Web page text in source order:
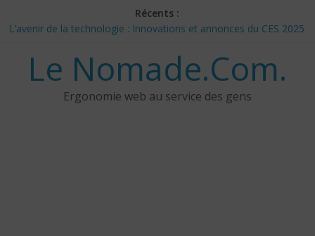
Récents :
L’avenir de la technologie : Innovations et annonces du CES 2025
Les 3 meilleurs réponses de politiciens Canadiens pour Donald
Google Deep Mind – IA : Simulation Mondiale et Défis Éthiques
NotebookLM : Mes commentaires sur 2 mois d’utilisation
Le Nomade.Com.
Ergonomie web au service des gens